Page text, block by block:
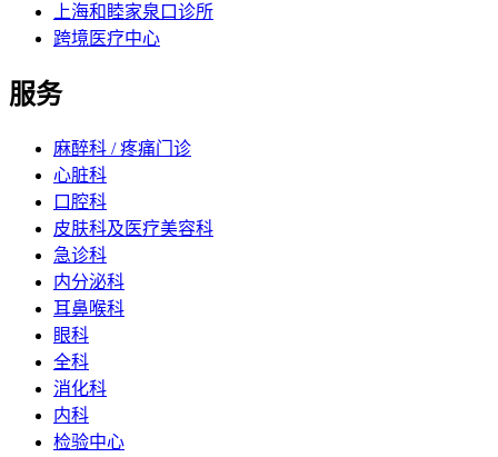
上海和睦家泉口诊所
跨境医疗中心
服务
麻醉科 / 疼痛门诊
心脏科
口腔科
皮肤科及医疗美容科
急诊科
内分泌科
耳鼻喉科
眼科
全科
消化科
内科
检验中心